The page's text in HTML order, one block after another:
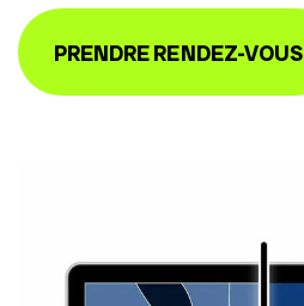
PRENDRE RENDEZ-VOUS